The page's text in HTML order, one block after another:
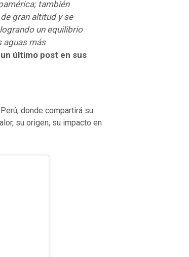
también
gran altitud y se
un equilibrio
aguas más
último post en sus
donde compartirá su
su origen, su impacto en